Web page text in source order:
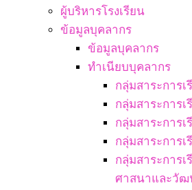
ผู้บริหารโรงเรียน
ข้อมูลบุคลากร
ข้อมูลบุคลากร
ทำเนียบบุคลากร
กลุ่มสาระการ
กลุ่มสาระการ
กลุ่มสาระการ
กลุ่มสาระการ
กลุ่มสาระการ
ศาสนาและวัฒ